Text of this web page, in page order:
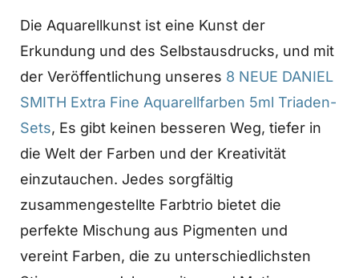
Die Aquarellkunst ist eine Kunst der
Erkundung und des Selbstausdrucks, und mit
der Veröffentlichung unseres 8 NEUE DANIEL
SMITH Extra Fine Aquarellfarben 5ml Triaden-
Sets, Es gibt keinen besseren Weg, tiefer in
die Welt der Farben und der Kreativität
einzutauchen. Jedes sorgfältig
zusammengestellte Farbtrio bietet die
perfekte Mischung aus Pigmenten und
vereint Farben, die zu unterschiedlichsten